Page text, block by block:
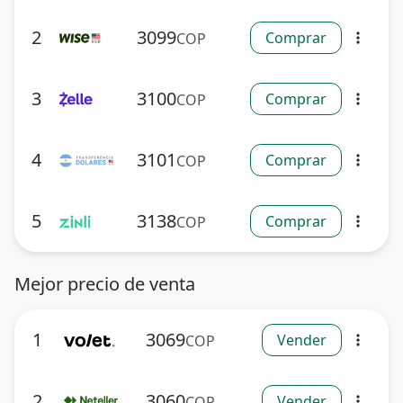
2 3099COP Comprar more_vert
3 3100COP Comprar more_vert
4 3101 COP Comprar more_vert
5 3138COP Comprar more_vert
Mejor precio de venta
1 3069COP Vender more_vert